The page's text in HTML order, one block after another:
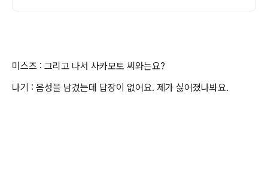
미스즈 : 그리고 나서 사카모토 씨와는요?
나기 : 음성을 남겼는데 답장이 없어요. 제가 싫어졌나봐요.